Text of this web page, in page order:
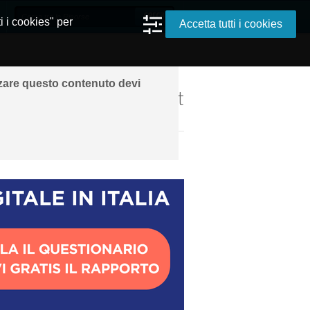
questo contenuto devi
ovunque grazie a Internet
i cookies" per
Accetta tutti i cookies